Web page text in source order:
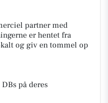
partner med
er hentet fra
og giv en tommel op
på deres